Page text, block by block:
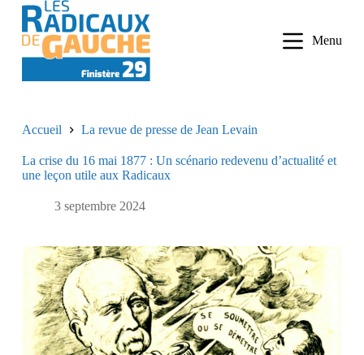
n
Menu
Accueil La revue de presse de Jean Levain
La crise du 16 mai 1877 : Un scénario redevenu d’actualité et
une leçon utile aux Radicaux
3 septembre 2024